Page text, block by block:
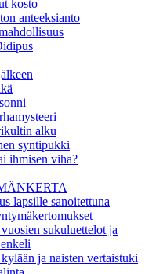
kosto
anteeksianto
alku
syntipukki
ihmisen viha?
lapsille sanoitettuna
sukuluettelot ja
ja naisten vertaistuki